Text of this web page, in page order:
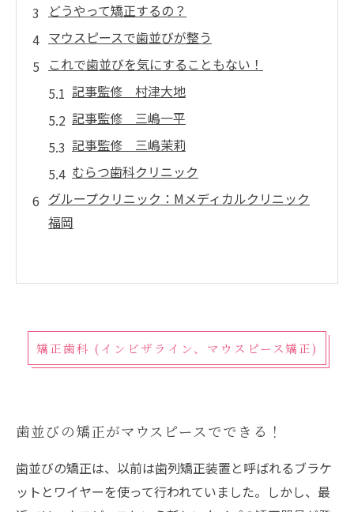
どうやって矯正するの？
マウスピースで歯並びが整う
これで歯並びを気にすることもない！
記事監修 村津大地
記事監修 三嶋一平
記事監修 三嶋茉莉
むらつ歯科クリニック
グループクリニック：Mメディカルクリニック
福岡
矯正歯科 (インビザライン、マウスピース矯正)
歯並びの矯正がマウスピースでできる！
歯並びの矯正は、以前は歯列矯正装置と呼ばれるブラケ
ットとワイヤーを使って行われていました。しかし、最